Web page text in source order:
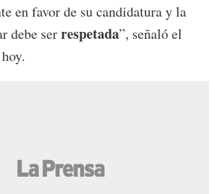
en favor de su candidatura y la
debe serrespetada”, señaló el